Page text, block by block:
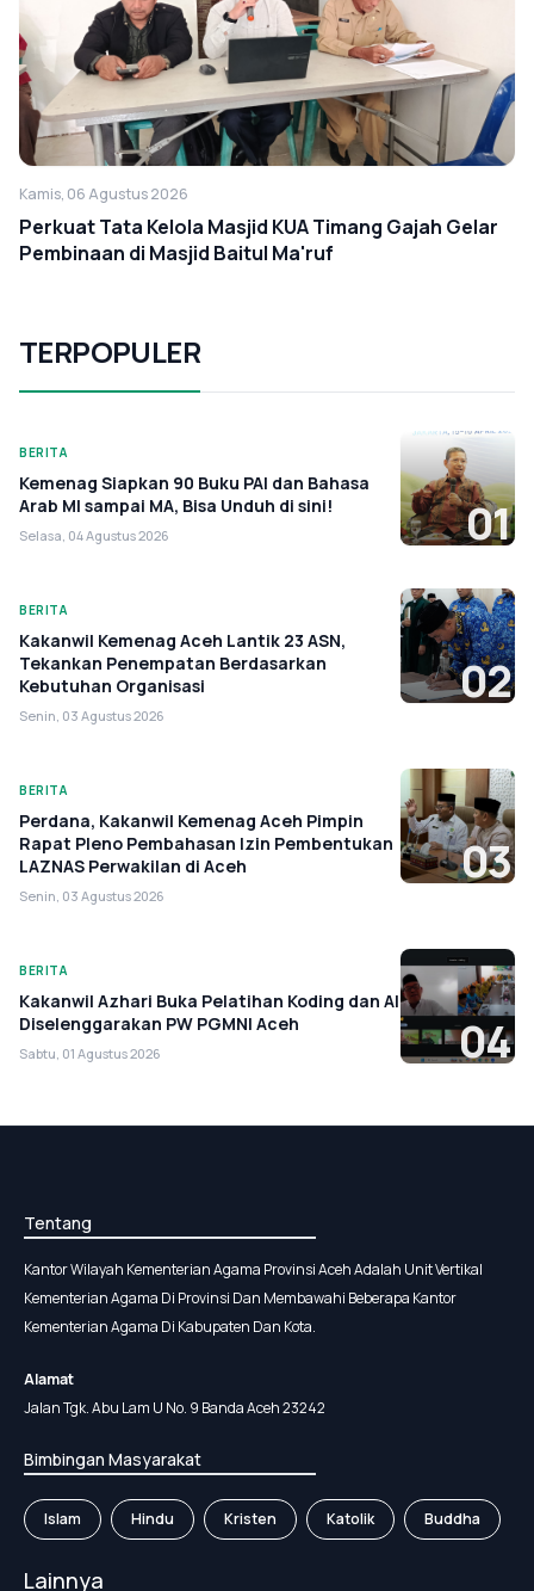
Kamis, 06 Agustus 2026
Perkuat Tata Kelola Masjid KUA Timang Gajah Gelar
Pembinaan di Masjid Baitul Ma'ruf
TERPOPULER
BERITA
Kemenag Siapkan 90 Buku PAI dan Bahasa
Arab MI sampai MA, Bisa Unduh di sini!
Selasa, 04 Agustus 2026 01
BERITA
Kakanwil Kemenag Aceh Lantik 23 ASN,
Tekankan Penempatan Berdasarkan
Kebutuhan Organisasi
Senin, 03 Agustus 2026
02
BERITA
Perdana, Kakanwil Kemenag Aceh Pimpin
Rapat Pleno Pembahasan Izin Pembentukan
LAZNAS Perwakilan di Aceh
Senin, 03 Agustus 2026
03
BERITA
Kakanwil Azhari Buka Pelatihan Koding dan AI
Diselenggarakan PW PGMNI Aceh
Sabtu, 01 Agustus 2026 04
Tentang
Kantor Wilayah Kementerian Agama Provinsi Aceh Adalah Unit Vertikal
Kementerian Agama Di Provinsi Dan Membawahi Beberapa Kantor
Kementerian Agama Di Kabupaten Dan Kota.
Alamat
Jalan Tgk. Abu Lam U No. 9 Banda Aceh 23242
Bimbingan Masyarakat
Islam Hindu Kristen Katolik Buddha
Lainnya